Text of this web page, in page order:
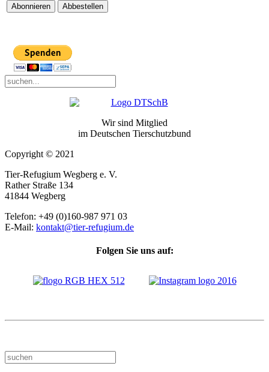
Wir sind Mitglied
im Deutschen Tierschutzbund
Copyright © 2021
Tier-Refugium Wegberg e. V.
Rather Straße 134
41844 Wegberg
Telefon: +49 (0)160-987 971 03
E-Mail: kontakt@tier-refugium.de
Folgen Sie uns auf: